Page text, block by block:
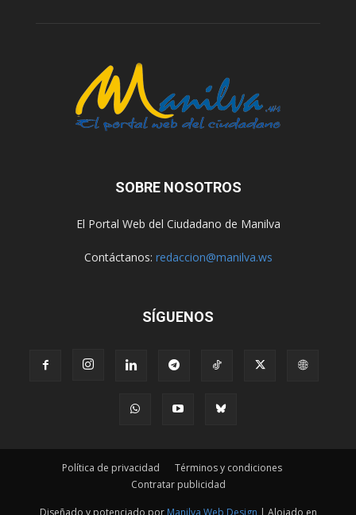
SOBRE NOSOTROS
El Portal Web del Ciudadano de Manilva
Contáctanos: redaccion@manilva.ws
SÍGUENOS
Política de privacidad
Términos y condiciones
Contratar publicidad